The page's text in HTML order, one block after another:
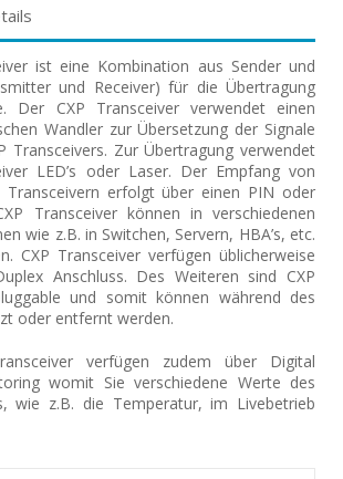
ist eine Kombination aus Sender und
und Receiver) für die Übertragung
Der CXP Transceiver verwendet einen
Wandler zur Übersetzung der Signale
Transceivers. Zur Übertragung verwendet
LED’s oder Laser. Der Empfang von
Transceivern erfolgt über einen PIN oder
Transceiver können in verschiedenen
wie z.B. in Switchen, Servern, HBA’s, etc.
CXP Transceiver verfügen üblicherweise
Anschluss. Des Weiteren sind CXP
und somit können während des
oder entfernt werden.
verfügen zudem über Digital
womit Sie verschiedene Werte des
wie z.B. die Temperatur, im Livebetrieb